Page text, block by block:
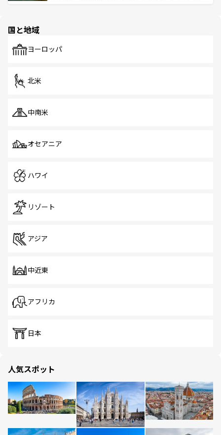
で、ホーカーズは地元の風情を楽しめる外せないスポット
国と地域
ヨーロッパ
北米
中南米
オセアニア
ハワイ
リゾート
アジア
中近東
アフリカ
日本
人気スポット